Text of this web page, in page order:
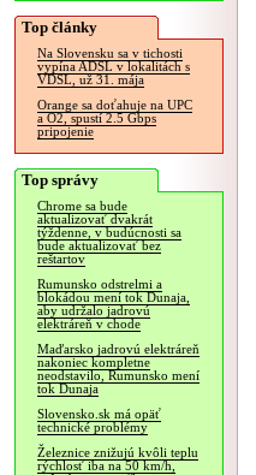
Top články
Na Slovensku sa v tichosti
vypína ADSL v lokalitách s
VDSL, už 31. mája
Orange sa doťahuje na UPC
a O2, spustí 2.5 Gbps
pripojenie
Top správy
Chrome sa bude
aktualizovať dvakrát
týždenne, v budúcnosti sa
bude aktualizovať bez
reštartov
Rumunsko odstrelmi a
blokádou mení tok Dunaja,
aby udržalo jadrovú
elektráreň v chode
Maďarsko jadrovú elektráreň
nakoniec kompletne
neodstavilo, Rumunsko mení
tok Dunaja
Slovensko.sk má opäť
technické problémy
Železnice znižujú kvôli teplu
rýchlosť iba na 50 km/h,